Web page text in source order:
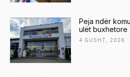
Peja ndër
ulët buxhetore
4 GUSHT, 2026